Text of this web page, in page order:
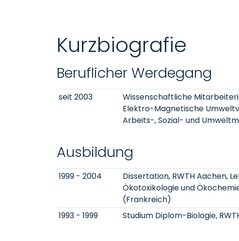
Kurzbiografie
Beruflicher Werdegang
seit 2003
Wissenschaftliche
Elektro-Magnetische
Arbeits-, Sozial- und
Ausbildung
1999 - 2004
Dissertation, RWTH Aachen,
Ökotoxikologie und
(Frankreich)
1993 - 1999
Studium Diplom-Biologie,